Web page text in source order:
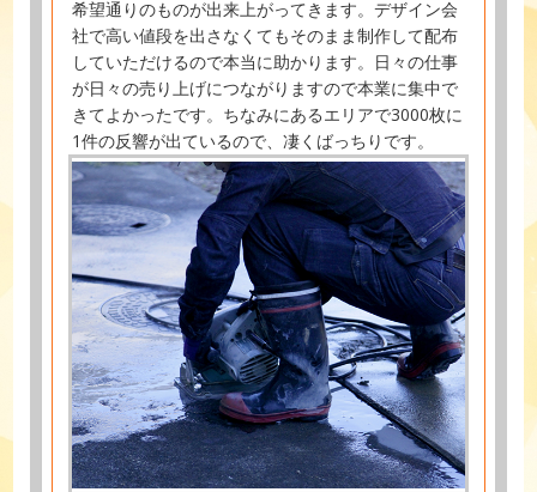
希望通りのものが出来上がってきます。デザイン会
社で高い値段を出さなくてもそのまま制作して配布
していただけるので本当に助かります。日々の仕事
が日々の売り上げにつながりますので本業に集中で
きてよかったです。ちなみにあるエリアで3000枚に
1件の反響が出ているので、凄くばっちりです。